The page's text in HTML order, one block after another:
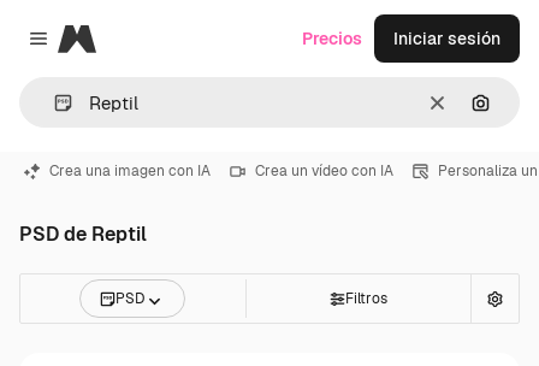
Close menu
Magnific
Borrar
Precios Iniciar sesión
Crea una imagen con IA Crea un vídeo con IA Personaliza
PSD de Reptil
PSD Filtros